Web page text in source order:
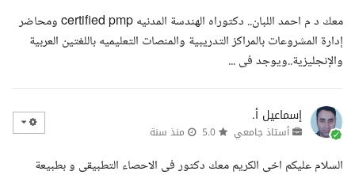
معك د م احمد اللبان.. دكتوراه الهندسة المدنيه certified pmp ومحاضر
إدارة المشروعات بالمراكز التدريبية والمنصات التعليميه باللغتين العربية
والإنجليزية..ويوجد فى ...
إسماعيل أ.
أستاذ جامعي منذ سنة
السلام عليكم اخى الكريم معك دكتور فى الاحصاء التطبيقى و بطبيعة